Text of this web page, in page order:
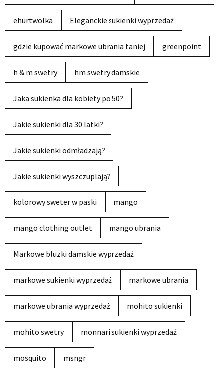
ehurtwolka Eleganckie sukienki wyprzedaż
gdzie kupować markowe ubrania taniej greenpoint
h & m swetry hm swetry damskie
Jaka sukienka dla kobiety po 50?
Jakie sukienki dla 30 latki?
Jakie sukienki odmładzają?
Jakie sukienki wyszczuplają?
kolorowy sweter w paski mango
mango clothing outlet mango ubrania
Markowe bluzki damskie wyprzedaż
markowe sukienki wyprzedaż markowe ubrania
markowe ubrania wyprzedaż mohito sukienki
mohito swetry monnari sukienki wyprzedaż
mosquito msngr